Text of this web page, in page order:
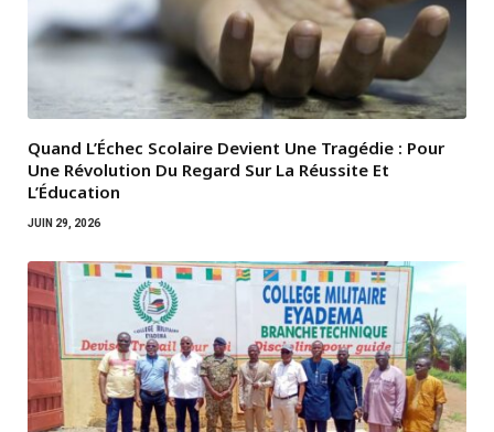
Quand L’Échec Scolaire Devient Une Tragédie : Pour
Une Révolution Du Regard Sur La Réussite Et
L’Éducation
JUIN 29, 2026